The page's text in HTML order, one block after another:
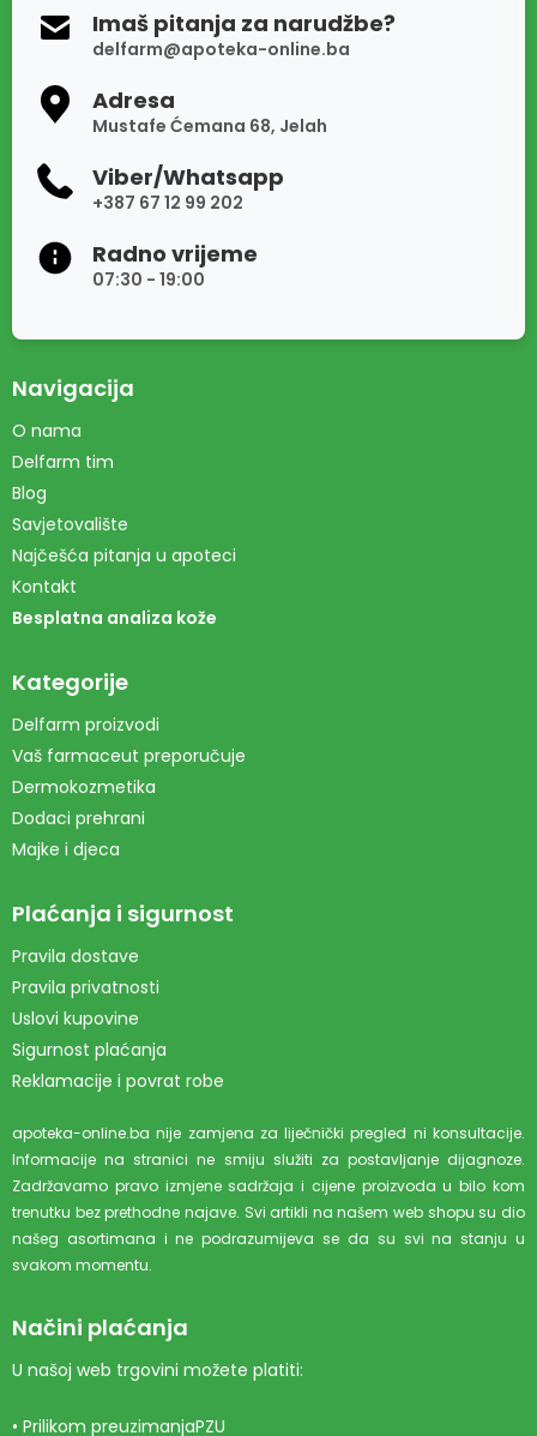
Imaš pitanja za narudžbe?
delfarm@apoteka-online.ba
Adresa
Mustafe Ćemana 68, Jelah
Viber/Whatsapp
+387 67 12 99 202
Radno vrijeme
07:30 - 19:00
Navigacija
O nama
Delfarm tim
Blog
Savjetovalište
Najčešća pitanja u apoteci
Kontakt
Besplatna analiza kože
Kategorije
Delfarm proizvodi
Vaš farmaceut preporučuje
Dermokozmetika
Dodaci prehrani
Majke i djeca
Plaćanja i sigurnost
Pravila dostave
Pravila privatnosti
Uslovi kupovine
Sigurnost plaćanja
Reklamacije i povrat robe
apoteka-online.ba nije zamjena za liječnički pregled ni konsultacije.
Informacije na stranici ne smiju služiti za postavljanje dijagnoze.
Zadržavamo pravo izmjene sadržaja i cijene proizvoda u bilo kom
trenutku bez prethodne najave. Svi artikli na našem web shopu su dio
našeg asortimana i ne podrazumijeva se da su svi na stanju u
svakom momentu.
Načini plaćanja
U našoj web trgovini možete platiti:
• Prilikom preuzimanjaPZU